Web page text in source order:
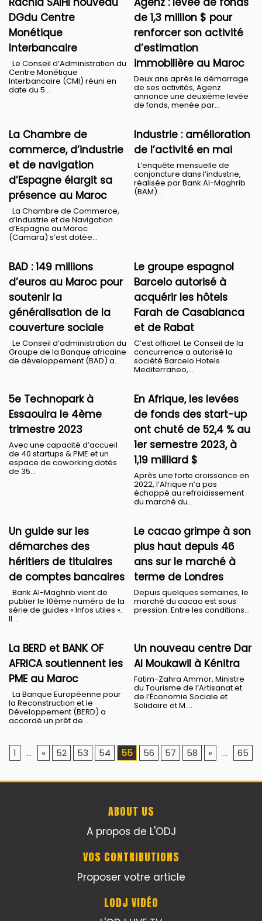
DGdu Centre
Monétique
Interbancaire
Le Conseil d’Administration du
Centre Monétique
Interbancaire (CMI) réuni en
date du 5...
de 1,3 million $ pour
renforcer son activité
d’estimation
immobilière au Maroc
​Deux ans après le démarrage
de ses activités, Agenz
annonce une deuxième levée
de fonds, menée par...
La Chambre de
commerce, d’industrie
et de navigation
d’Espagne élargit sa
présence au Maroc
La Chambre de Commerce,
d’Industrie et de Navigation
d’Espagne au Maroc
(Camara) s’est dotée...
Industrie : amélioration
de l’activité en mai
L’enquête mensuelle de
conjoncture dans l’industrie,
réalisée par Bank Al-Maghrib
(BAM)...
BAD : 149 millions
d’euros au Maroc pour
soutenir la
généralisation de la
couverture sociale
Le Conseil d’administration du
Groupe de la Banque africaine
de développement (BAD) a...
Le groupe espagnol
Barcelo autorisé à
acquérir les hôtels
Farah de Casablanca
et de Rabat
C’est officiel. Le Conseil de la
concurrence a autorisé la
société Barcelo Hotels
Mediterraneo,...
5e Technopark à
Essaouira le 4ème
trimestre 2023
Avec une capacité d’accueil
de 40 startups & PME et un
espace de coworking dotés
de 35...
En Afrique, les levées
de fonds des start-up
ont chuté de 52,4 % au
1er semestre 2023, à
1,19 milliard $
Après une forte croissance en
2022, l’Afrique n’a pas
échappé au refroidissement
du marché du...
Un guide sur les
démarches des
héritiers de titulaires
de comptes bancaires
Bank Al-Maghrib vient de
publier le 10ème numéro de la
série de guides « Infos utiles ».
Il...
Le cacao grimpe à son
plus haut depuis 46
ans sur le marché à
terme de Londres
Depuis quelques semaines, le
marché du cacao est sous
pression. Entre les conditions...
La BERD et BANK OF
AFRICA soutiennent les
PME au Maroc
La Banque Européenne pour
la Reconstruction et le
Développement (BERD) a
accordé un prêt de...
Un nouveau centre Dar
Al Moukawil à Kénitra
Fatim-Zahra Ammor, Ministre
du Tourisme de l’Artisanat et
de l’Économie Sociale et
Solidaire et M....
1 ... « 52 53 54 55 56 57 58 » ... 65
ABOUT US
A propos de L'ODJ
VOS CONTRIBUTIONS
Proposer votre article
LODJ VIDÉO